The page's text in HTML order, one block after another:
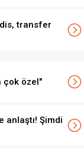
transfer
çok özel"
anlaştı! Şimdi